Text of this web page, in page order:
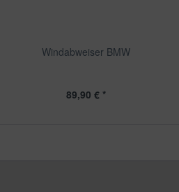
Windabweiser BMW
89,90 € *